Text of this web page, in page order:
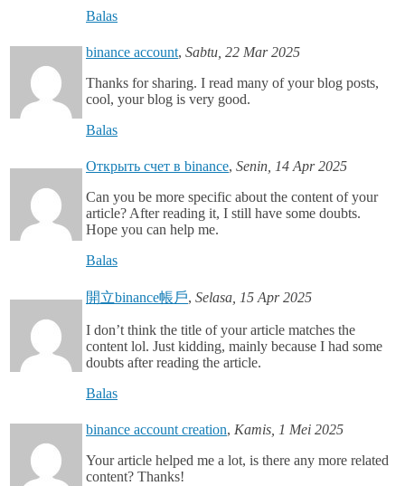
Balas
binance account, Sabtu, 22 Mar 2025
Thanks for sharing. I read many of your blog posts,
cool, your blog is very good.
Balas
Открыть счет в binance, Senin, 14 Apr 2025
Can you be more specific about the content of your
article? After reading it, I still have some doubts.
Hope you can help me.
Balas
開立binance帳戶, Selasa, 15 Apr 2025
I don’t think the title of your article matches the
content lol. Just kidding, mainly because I had some
doubts after reading the article.
Balas
binance account creation, Kamis, 1 Mei 2025
Your article helped me a lot, is there any more related
content? Thanks!